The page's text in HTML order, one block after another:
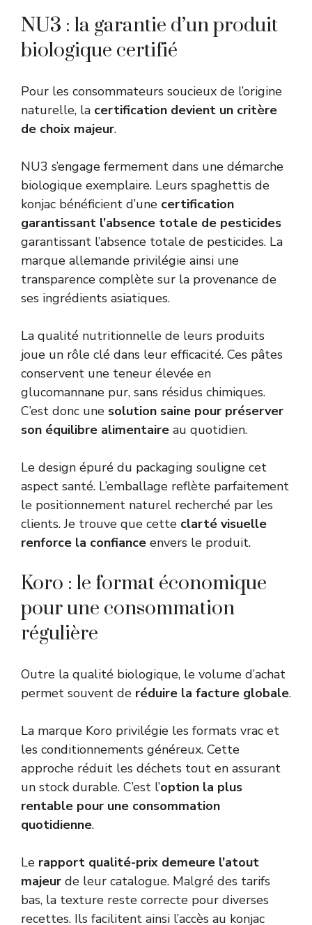
NU3 : la garantie d’un produit
biologique certifié
Pour les consommateurs soucieux de l’origine
naturelle, la certification devient un critère
de choix majeur.
NU3 s’engage fermement dans une démarche
biologique exemplaire. Leurs spaghettis de
konjac bénéficient d’une certification
garantissant l’absence totale de pesticides
garantissant l’absence totale de pesticides. La
marque allemande privilégie ainsi une
transparence complète sur la provenance de
ses ingrédients asiatiques.
La qualité nutritionnelle de leurs produits
joue un rôle clé dans leur efficacité. Ces pâtes
conservent une teneur élevée en
glucomannane pur, sans résidus chimiques.
C’est donc une solution saine pour préserver
son équilibre alimentaire au quotidien.
Le design épuré du packaging souligne cet
aspect santé. L’emballage reflète parfaitement
le positionnement naturel recherché par les
clients. Je trouve que cette clarté visuelle
renforce la confiance envers le produit.
Koro : le format économique
pour une consommation
régulière
Outre la qualité biologique, le volume d’achat
permet souvent de réduire la facture globale.
La marque Koro privilégie les formats vrac et
les conditionnements généreux. Cette
approche réduit les déchets tout en assurant
un stock durable. C’est l’option la plus
rentable pour une consommation
quotidienne.
Le rapport qualité-prix demeure l’atout
majeur de leur catalogue. Malgré des tarifs
bas, la texture reste correcte pour diverses
recettes. Ils facilitent ainsi l’accès au konjac